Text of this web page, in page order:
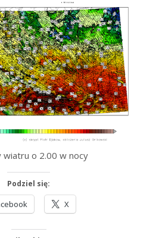
wiatru o 2.00 w nocy
Podziel się:
X